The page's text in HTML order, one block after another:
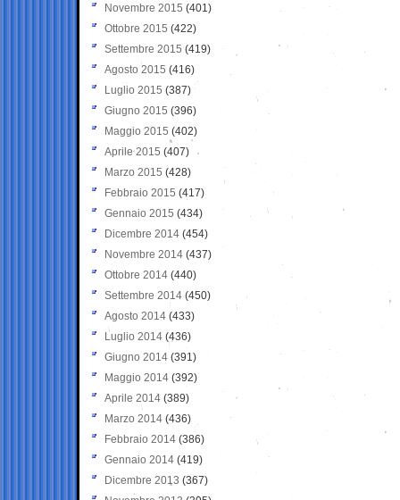
Novembre 2015 (401)
Ottobre 2015 (422)
Settembre 2015 (419)
Agosto 2015 (416)
Luglio 2015 (387)
Giugno 2015 (396)
Maggio 2015 (402)
Aprile 2015 (407)
Marzo 2015 (428)
Febbraio 2015 (417)
Gennaio 2015 (434)
Dicembre 2014 (454)
Novembre 2014 (437)
Ottobre 2014 (440)
Settembre 2014 (450)
Agosto 2014 (433)
Luglio 2014 (436)
Giugno 2014 (391)
Maggio 2014 (392)
Aprile 2014 (389)
Marzo 2014 (436)
Febbraio 2014 (386)
Gennaio 2014 (419)
Dicembre 2013 (367)